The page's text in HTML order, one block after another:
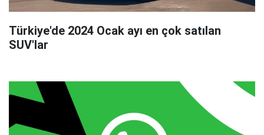
Türkiye'de 2024 Ocak ayı en çok satılan
SUV'lar